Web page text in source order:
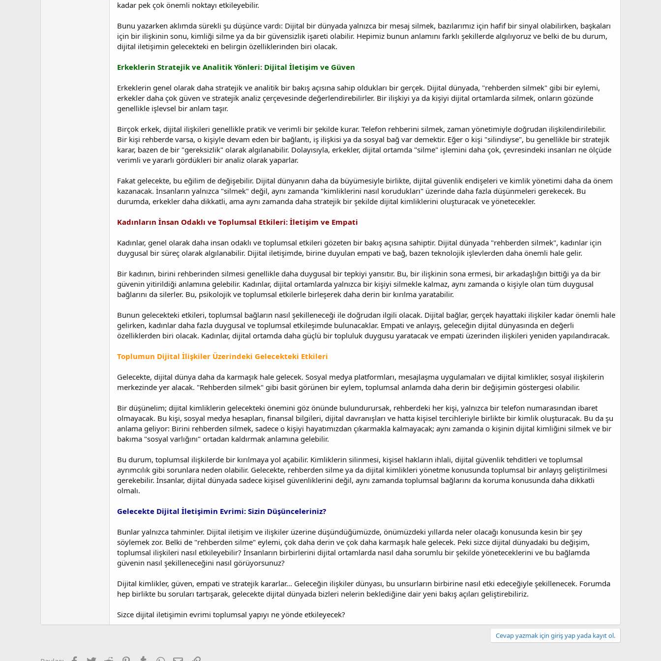
kadar pek çok önemli noktayı etkileyebilir.
Bunu yazarken aklımda sürekli şu düşünce vardı: Dijital bir dünyada yalnızca bir mesaj silmek, bazılarımız için hafif bir sinyal olabilirken, başkaları
için bir ilişkinin sonu, kimliği silme ya da bir güvensizlik işareti olabilir. Hepimiz bunun anlamını farklı şekillerde algılıyoruz ve belki de bu durum,
dijital iletişimin gelecekteki en belirgin özelliklerinden biri olacak.
Erkeklerin Stratejik ve Analitik Yönleri: Dijital İletişim ve Güven
Erkeklerin genel olarak daha stratejik ve analitik bir bakış açısına sahip oldukları bir gerçek. Dijital dünyada, "rehberden silmek" gibi bir eylemi,
erkekler daha çok güven ve stratejik analiz çerçevesinde değerlendirebilirler. Bir ilişkiyi ya da kişiyi dijital ortamlarda silmek, onların gözünde
genellikle işlevsel bir anlam taşır.
Birçok erkek, dijital ilişkileri genellikle pratik ve verimli bir şekilde kurar. Telefon rehberini silmek, zaman yönetimiyle doğrudan ilişkilendirilebilir.
Bir kişi rehberde varsa, o kişiyle devam eden bir bağlantı, iş ilişkisi ya da sosyal bağ var demektir. Eğer o kişi "silindiyse", bu genellikle bir stratejik
karar, bazen de bir "gereksizlik" olarak algılanabilir. Dolayısıyla, erkekler, dijital ortamda "silme" işlemini daha çok, çevresindeki insanları ne ölçüde
verimli ve yararlı gördükleri bir analiz olarak yaparlar.
Fakat gelecekte, bu eğilim de değişebilir. Dijital dünyanın daha da büyümesiyle birlikte, dijital güvenlik endişeleri ve kimlik yönetimi daha da önem
kazanacak. İnsanların yalnızca "silmek" değil, aynı zamanda "kimliklerini nasıl korudukları" üzerinde daha fazla düşünmeleri gerekecek. Bu
durumda, erkekler daha dikkatli, ama aynı zamanda daha stratejik bir şekilde dijital kimliklerini oluşturacak ve yönetecekler.
Kadınların İnsan Odaklı ve Toplumsal Etkileri: İletişim ve Empati
Kadınlar, genel olarak daha insan odaklı ve toplumsal etkileri gözeten bir bakış açısına sahiptir. Dijital dünyada "rehberden silmek", kadınlar için
duygusal bir süreç olarak algılanabilir. Dijital iletişimde, birine duyulan empati ve bağ, bazen teknolojik işlevlerden daha önemli hale gelir.
Bir kadının, birini rehberinden silmesi genellikle daha duygusal bir tepkiyi yansıtır. Bu, bir ilişkinin sona ermesi, bir arkadaşlığın bittiği ya da bir
güvenin yitirildiği anlamına gelebilir. Kadınlar, dijital ortamlarda yalnızca bir kişiyi silmekle kalmaz, aynı zamanda o kişiyle olan tüm duygusal
bağlarını da silerler. Bu, psikolojik ve toplumsal etkilerle birleşerek daha derin bir kırılma yaratabilir.
Bunun gelecekteki etkileri, toplumsal bağların nasıl şekilleneceği ile doğrudan ilgili olacak. Dijital bağlar, gerçek hayattaki ilişkiler kadar önemli hale
gelirken, kadınlar daha fazla duygusal ve toplumsal etkileşimde bulunacaklar. Empati ve anlayış, geleceğin dijital dünyasında en değerli
özelliklerden biri olacak. Kadınlar, dijital ortamda daha güçlü bir topluluk duygusu yaratacak ve empati üzerinden ilişkileri yeniden yapılandıracak.
Toplumun Dijital İlişkiler Üzerindeki Gelecekteki Etkileri
Gelecekte, dijital dünya daha da karmaşık hale gelecek. Sosyal medya platformları, mesajlaşma uygulamaları ve dijital kimlikler, sosyal ilişkilerin
merkezinde yer alacak. "Rehberden silmek" gibi basit görünen bir eylem, toplumsal anlamda daha derin bir değişimin göstergesi olabilir.
Bir düşünelim; dijital kimliklerin gelecekteki önemini göz önünde bulundurursak, rehberdeki her kişi, yalnızca bir telefon numarasından ibaret
olmayacak. Bu kişi, sosyal medya hesapları, finansal bilgileri, dijital davranışları ve hatta kişisel tercihleriyle birlikte bir kimlik oluşturacak. Bu da şu
anlama geliyor: Birini rehberden silmek, sadece o kişiyi hayatımızdan çıkarmakla kalmayacak; aynı zamanda o kişinin dijital kimliğini silmek ve bir
bakıma "sosyal varlığını" ortadan kaldırmak anlamına gelebilir.
Bu durum, toplumsal ilişkilerde bir kırılmaya yol açabilir. Kimliklerin silinmesi, kişisel hakların ihlali, dijital güvenlik tehditleri ve toplumsal
ayrımcılık gibi sorunlara neden olabilir. Gelecekte, rehberden silme ya da dijital kimlikleri yönetme konusunda toplumsal bir anlayış geliştirilmesi
gerekebilir. İnsanlar, dijital dünyada sadece kişisel güvenliklerini değil, aynı zamanda toplumsal bağlarını da koruma konusunda daha dikkatli
olmalı.
Gelecekte Dijital İletişimin Evrimi: Sizin Düşünceleriniz?
Bunlar yalnızca tahminler. Dijital iletişim ve ilişkiler üzerine düşündüğümüzde, önümüzdeki yıllarda neler olacağı konusunda kesin bir şey
söylemek zor. Belki de "rehberden silme" eylemi, çok daha derin ve çok daha karmaşık hale gelecek. Peki sizce dijital dünyadaki bu değişim,
toplumsal ilişkileri nasıl etkileyebilir? İnsanların birbirlerini dijital ortamlarda nasıl daha sorumlu bir şekilde yöneteceklerini ve bu bağlamda
güvenin nasıl şekilleneceğini nasıl görüyorsunuz?
Dijital kimlikler, güven, empati ve stratejik kararlar... Geleceğin ilişkiler dünyası, bu unsurların birbirine nasıl etki edeceğiyle şekillenecek. Forumda
hep birlikte bu soruları tartışarak, gelecekte dijital dünyada bizleri nelerin beklediğine dair yeni bakış açıları geliştirebiliriz.
Sizce dijital iletişimin evrimi toplumsal yapıyı ne yönde etkileyecek?
Cevap yazmak için giriş yap yada kayıt ol.